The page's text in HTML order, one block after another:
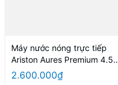
Máy nước nóng trực tiếp
Ariston Aures Premium 4.5P
ivory
2.600.000₫